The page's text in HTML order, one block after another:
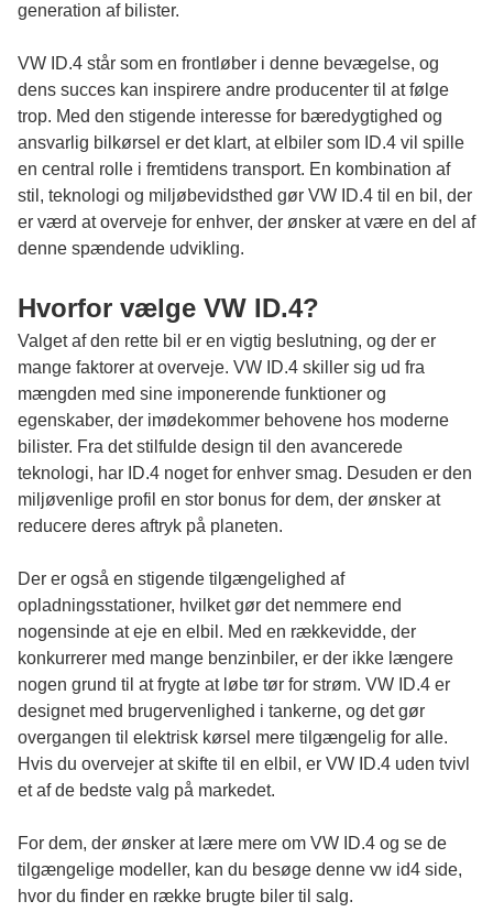
generation af bilister.
VW ID.4 står som en frontløber i denne bevægelse, og
dens succes kan inspirere andre producenter til at følge
trop. Med den stigende interesse for bæredygtighed og
ansvarlig bilkørsel er det klart, at elbiler som ID.4 vil spille
en central rolle i fremtidens transport. En kombination af
stil, teknologi og miljøbevidsthed gør VW ID.4 til en bil, der
er værd at overveje for enhver, der ønsker at være en del af
denne spændende udvikling.
Hvorfor vælge VW ID.4?
Valget af den rette bil er en vigtig beslutning, og der er
mange faktorer at overveje. VW ID.4 skiller sig ud fra
mængden med sine imponerende funktioner og
egenskaber, der imødekommer behovene hos moderne
bilister. Fra det stilfulde design til den avancerede
teknologi, har ID.4 noget for enhver smag. Desuden er den
miljøvenlige profil en stor bonus for dem, der ønsker at
reducere deres aftryk på planeten.
Der er også en stigende tilgængelighed af
opladningsstationer, hvilket gør det nemmere end
nogensinde at eje en elbil. Med en rækkevidde, der
konkurrerer med mange benzinbiler, er der ikke længere
nogen grund til at frygte at løbe tør for strøm. VW ID.4 er
designet med brugervenlighed i tankerne, og det gør
overgangen til elektrisk kørsel mere tilgængelig for alle.
Hvis du overvejer at skifte til en elbil, er VW ID.4 uden tvivl
et af de bedste valg på markedet.
For dem, der ønsker at lære mere om VW ID.4 og se de
tilgængelige modeller, kan du besøge denne vw id4 side,
hvor du finder en række brugte biler til salg.